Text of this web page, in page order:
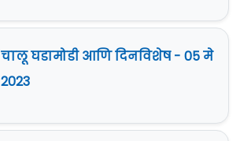
चालू घडामोडी आणि दिनविशेष - 05 मे
2023